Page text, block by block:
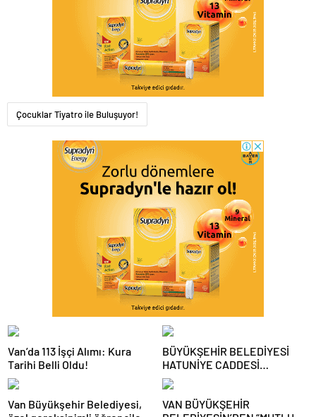
Çocuklar Tiyatro ile Buluşuyor!
Van’da 113 İşçi Alımı: Kura
Tarihi Belli Oldu!
BÜYÜKŞEHİR BELEDİYESİ
HATUNİYE CADDESİ
BAĞLANTI YOLUNDA
ÇALIŞMALARINA BAŞLADI
Van Büyükşehir Belediyesi,
VAN BÜYÜKŞEHİR